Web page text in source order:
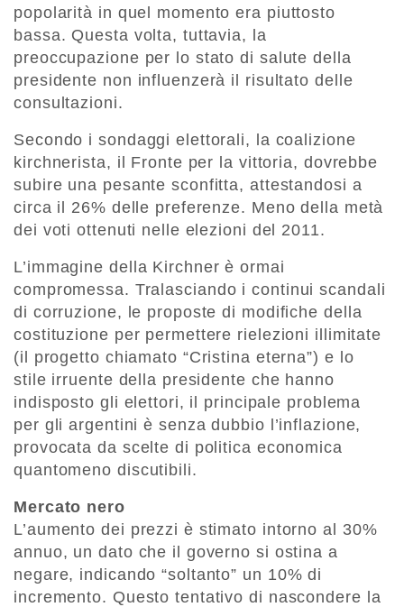
popolarità in quel momento era piuttosto
bassa. Questa volta, tuttavia, la
preoccupazione per lo stato di salute della
presidente non influenzerà il risultato delle
consultazioni.
Secondo i sondaggi elettorali, la coalizione
kirchnerista, il Fronte per la vittoria, dovrebbe
subire una pesante sconfitta, attestandosi a
circa il 26% delle preferenze. Meno della metà
dei voti ottenuti nelle elezioni del 2011.
L’immagine della Kirchner è ormai
compromessa. Tralasciando i continui scandali
di corruzione, le proposte di modifiche della
costituzione per permettere rielezioni illimitate
(il progetto chiamato “Cristina eterna”) e lo
stile irruente della presidente che hanno
indisposto gli elettori, il principale problema
per gli argentini è senza dubbio l’inflazione,
provocata da scelte di politica economica
quantomeno discutibili.
Mercato nero
L’aumento dei prezzi è stimato intorno al 30%
annuo, un dato che il governo si ostina a
negare, indicando “soltanto” un 10% di
incremento. Questo tentativo di nascondere la